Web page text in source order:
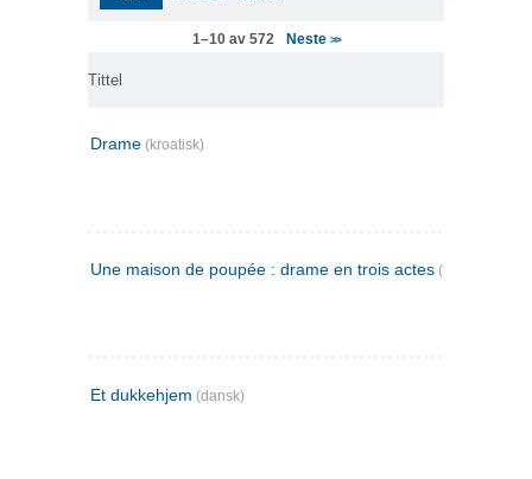
1–10 av 572 Neste >>
Tittel
Drame (kroatisk)
Une maison de poupée : drame en trois actes (fransk)
Et dukkehjem (dansk)